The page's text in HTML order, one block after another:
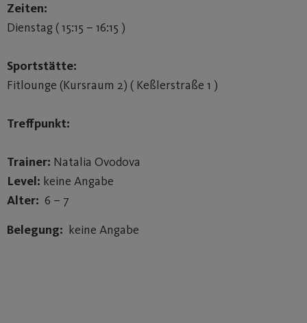
Zeiten:
Dienstag ( 15:15 – 16:15 )
Sportstätte:
Fitlounge (Kursraum 2) ( Keßlerstraße 1 )
Treffpunkt:
Trainer: Natalia Ovodova
Level: keine Angabe
Alter: 6 – 7
Belegung: keine Angabe